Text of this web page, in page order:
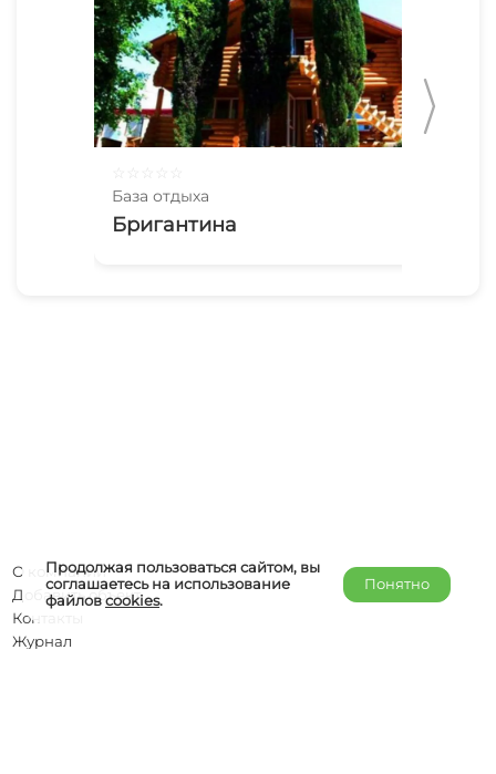
База отдыха
Бригантина
Продолжая пользоваться сайтом, вы
соглашаетесь на использование
файловcookies.
Понятно
О компании
Добавить объект
Контакты
Журнал